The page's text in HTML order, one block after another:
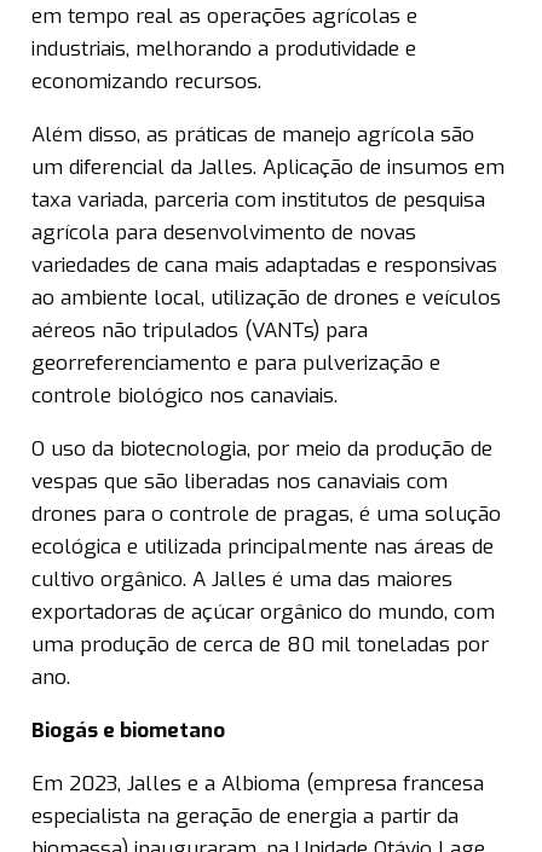
em tempo real as operações agrícolas e
industriais, melhorando a produtividade e
economizando recursos.
Além disso, as práticas de manejo agrícola são
um diferencial da Jalles. Aplicação de insumos em
taxa variada, parceria com institutos de pesquisa
agrícola para desenvolvimento de novas
variedades de cana mais adaptadas e responsivas
ao ambiente local, utilização de drones e veículos
aéreos não tripulados (VANTs) para
georreferenciamento e para pulverização e
controle biológico nos canaviais.
O uso da biotecnologia, por meio da produção de
vespas que são liberadas nos canaviais com
drones para o controle de pragas, é uma solução
ecológica e utilizada principalmente nas áreas de
cultivo orgânico. A Jalles é uma das maiores
exportadoras de açúcar orgânico do mundo, com
uma produção de cerca de 80 mil toneladas por
ano.
Biogás e biometano
Em 2023, Jalles e a Albioma (empresa francesa
especialista na geração de energia a partir da